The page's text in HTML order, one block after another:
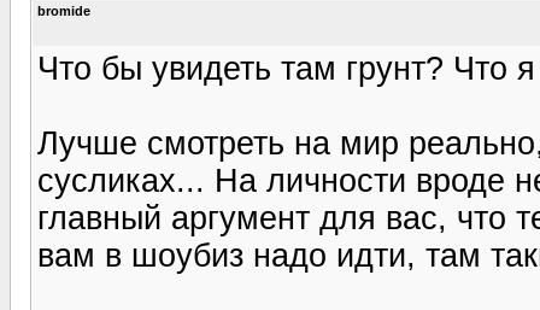
bromide
Что бы увидеть там грунт? Что
Лучше смотреть на мир
сусликах... На личности вроде
главный аргумент для вас, что
вам в шоубиз надо идти, там